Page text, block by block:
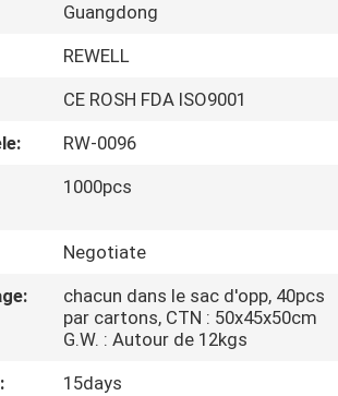
Guangdong
REWELL
CE ROSH FDA ISO9001
RW-0096
1000pcs
Negotiate
chacun dans le sac d'opp, 40pcs
par cartons, CTN : 50x45x50cm
G.W. : Autour de 12kgs
15days